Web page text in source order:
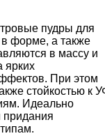
пудры для
в форме, а также
в массу и
ярких
При этом
стойкостью к
Идеально
придания